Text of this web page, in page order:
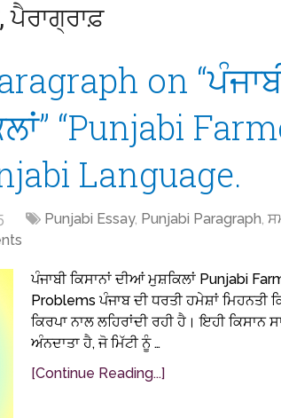
on
“Punjabi
Language.
Punjabi Essay, Punjabi Paragraph,
ਪੰਜਾਬੀ ਕਿਸਾਨਾਂ ਦੀਆਂ ਮੁਸ਼ਕਿਲਾਂ Punjabi
Problems ਪੰਜਾਬ ਦੀ ਧਰਤੀ ਹਮੇਸ਼ਾਂ ਮਿਹਨਤੀ
ਕਿਰਪਾ ਨਾਲ ਲਹਿਰਾਂਦੀ ਰਹੀ ਹੈ। ਇਹੀ ਕਿਸਾਨ
ਅੰਨਦਾਤਾ ਹੈ, ਜੋ ਮਿੱਟੀ ਨੂੰ …
[Continue Reading...]